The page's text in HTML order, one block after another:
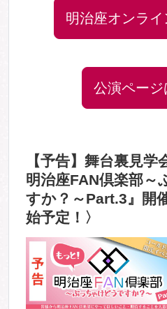
明治座オンラ
公演ページ
【予告】舞台裏見学
明治座FAN倶楽部～
すか？～Part.3』開
始予定！〉